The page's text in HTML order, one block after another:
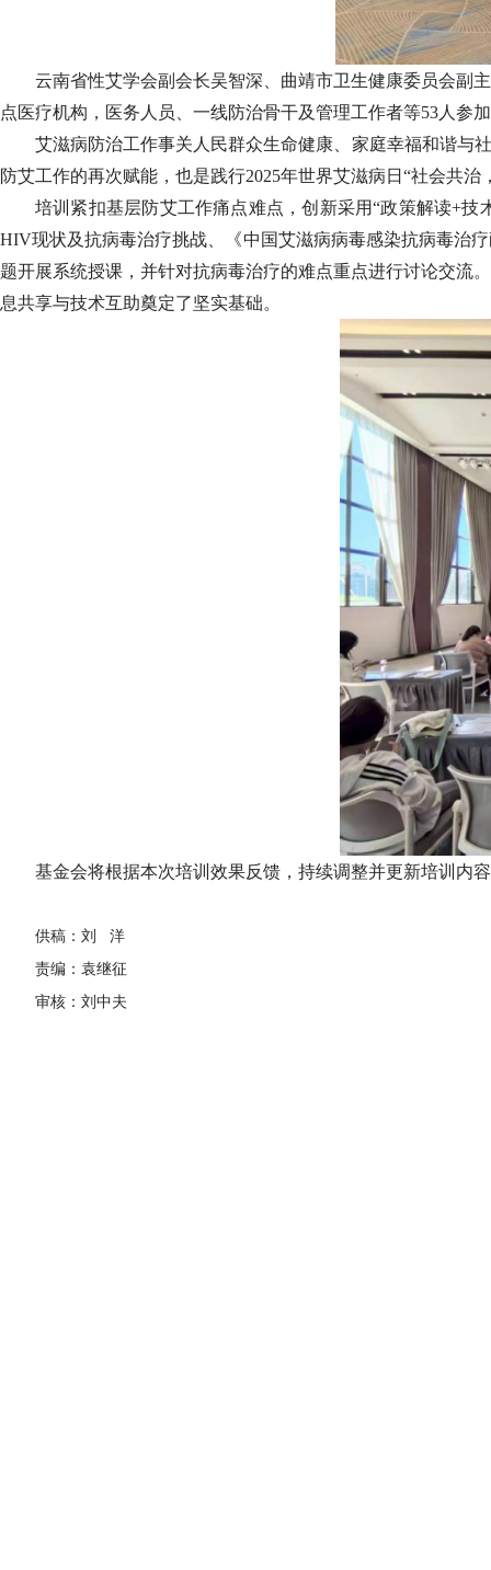
云南省性艾学会副会长吴智深、曲靖市卫生健康委员会副
点医疗机构，医务人员、一线防治骨干及管理工作者等53人参
艾滋病防治工作事关人民群众生命健康、家庭幸福和谐与
防艾工作的再次赋能，也是践行2025年世界艾滋病日“社会共
培训紧扣基层防艾工作痛点难点，创新采用“政策解读+
HIV现状及抗病毒治疗挑战、《中国艾滋病病毒感染抗病毒治
题开展系统授课，并针对抗病毒治疗的难点重点进行讨论交流
息共享与技术互助奠定了坚实基础。
基金会将根据本次培训效果反馈，持续调整并更新培训内
供稿：刘 洋
责编：袁继征
审核：刘中夫